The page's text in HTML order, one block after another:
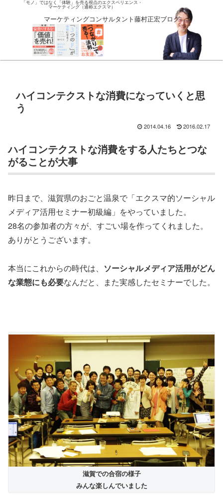
「モノ」ではなく「体験」を売る視点のエクスペリエンス・
マーケティング（通称エクスマ）
マーケティングコンサルタント藤村正宏ブログ
ハイコンテクストな消費になっていくと思
う
2014.04.16 2016.02.17
ハイコンテクストな消費をする人たちとつな
がることが大事
昨日まで、滋賀県のおごと温泉で「エクスマ的ソーシャル
メディア活用セミナー初級編」をやっていました。
28名の参加者の方々が、すごい場を作ってくれました。
ありがとうございます。
本当にこれからの時代は、 ソーシャルメディア活用がどん
な業態にも必要なんだと、また実感したセミナーでした。
滋賀での合宿の様子
みんな楽しんでいました